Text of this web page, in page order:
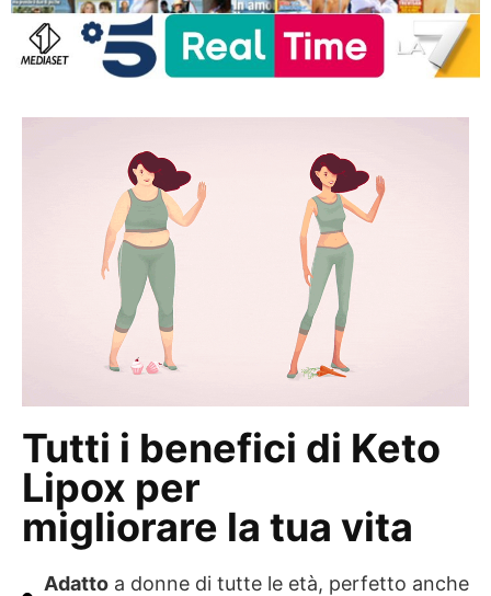
Tutti i benefici di Keto
Lipox per
migliorare la tua vita
Adattoa donne di tutte le età, perfetto anche